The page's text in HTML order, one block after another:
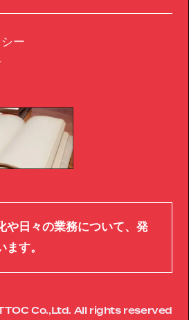
ー
や日々の業務について、発
ます。
Co.,Ltd. All rights reserved